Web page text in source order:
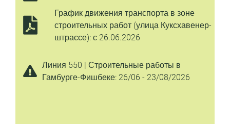
График движения транспорта в зоне
строительных работ (улица Куксхавенер-
штрассе): с 26.06.2026
Линия 550 | Строительные работы в
Гамбурге-Фишбеке: 26/06 - 23/08/2026